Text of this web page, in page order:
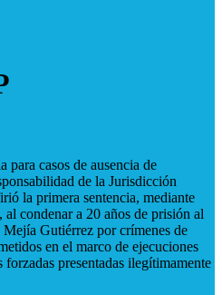
para casos de ausencia de
de la Jurisdicción
la primera sentencia, mediante
condenar a 20 años de prisión al
Gutiérrez por crímenes de
en el marco de ejecuciones
presentadas ilegítimamente